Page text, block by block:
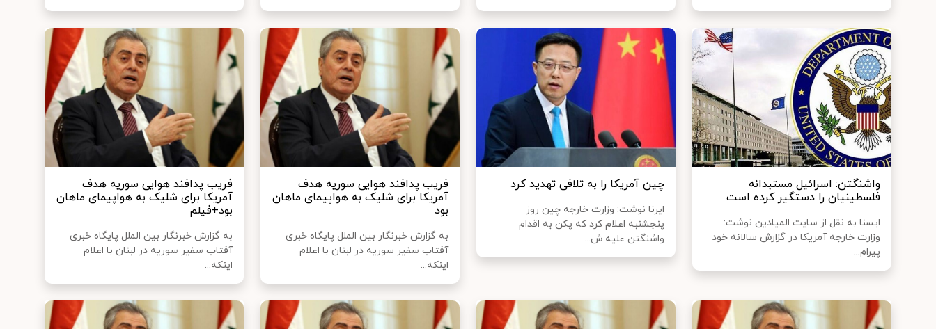
واشنگتن: اسرائیل مستبدانه
فلسطینیان را دستگیر کرده است
ایسنا به نقل از سایت المیادین نوشت:
وزارت خارجه آمریکا در گزارش سالانه خود
پیرام...
چین آمریکا را به تلافی تهدید کرد
ایرنا نوشت: وزارت خارجه چین روز
پنجشنبه اعلام کرد که پکن به اقدام
واشنگتن علیه ش...
فریب پدافند هوایی سوریه هدف
آمریکا برای شلیک به هواپیمای ماهان
بود
به گزارش خبرنگار بین الملل پایگاه خبری
آفتاب سفیر سوریه در لبنان با اعلام
اینکه...
فریب پدافند هوایی سوریه هدف
آمریکا برای شلیک به هواپیمای ماهان
بود+فیلم
به گزارش خبرنگار بین الملل پایگاه خبری
آفتاب سفیر سوریه در لبنان با اعلام
اینکه...